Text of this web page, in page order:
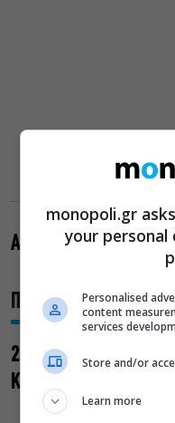
Ακολουθεί αναλυτικά
Πέμπτη 23/06
21:30 «Το Κανόνι και
Καμπανέλλης, 1968,
monopoli.gr
your
Personalised
content
services
Store and/or
Learn more